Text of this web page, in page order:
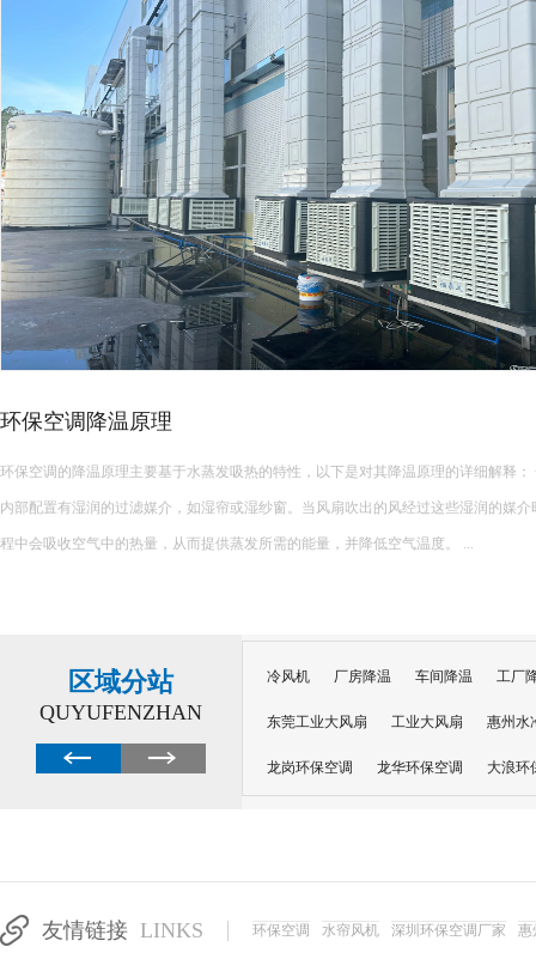
环保空调降温原理
环保空调的降温原理主要基于水蒸发吸热的特性，以下是对其降温原理的详细解释： 一、核心原理 环保空调
内部配置有湿润的过滤媒介，如湿帘或湿纱窗。当风扇吹出的风经过这些湿润的媒
程中会吸收空气中的热量，从而提供蒸发所需的能量，并降低空气温度。 ...
区域分站
QUYUFENZHAN
冷风机 厂房降温 车间降温 工厂
东莞工业大风扇 工业大风扇 惠州水
龙岗环保空调 龙华环保空调 大浪环
友情链接 LINKS 环保空调 水帘风机 深圳环保空调厂家 惠